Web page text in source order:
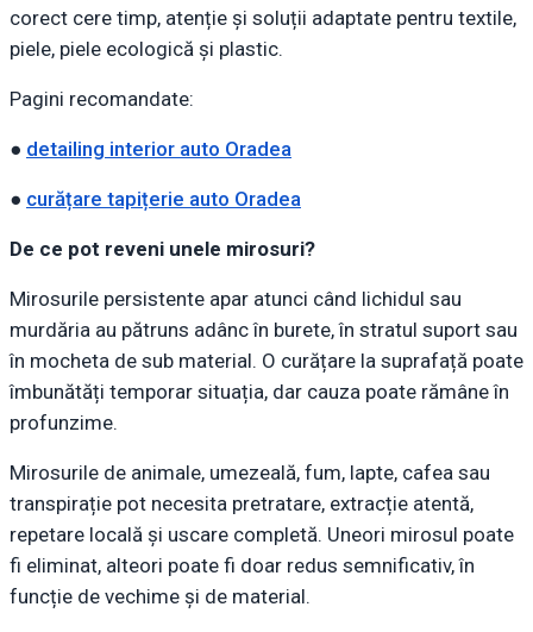
corect cere timp, atenție și soluții adaptate pentru textile,
piele, piele ecologică și plastic.
Pagini recomandate:
● detailing interior auto Oradea
● curățare tapițerie auto Oradea
De ce pot reveni unele mirosuri?
Mirosurile persistente apar atunci când lichidul sau
murdăria au pătruns adânc în burete, în stratul suport sau
în mocheta de sub material. O curățare la suprafață poate
îmbunătăți temporar situația, dar cauza poate rămâne în
profunzime.
Mirosurile de animale, umezeală, fum, lapte, cafea sau
transpirație pot necesita pretratare, extracție atentă,
repetare locală și uscare completă. Uneori mirosul poate
fi eliminat, alteori poate fi doar redus semnificativ, în
funcție de vechime și de material.